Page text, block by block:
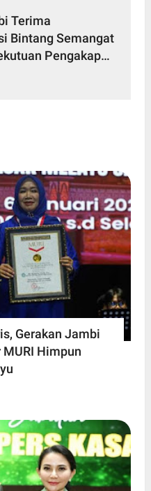
Terima
Bintang Semangat
Pengakap
Gerakan Jambi
MURI Himpun